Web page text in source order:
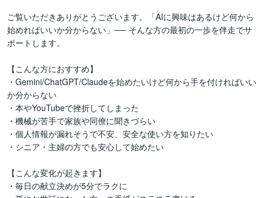
ご覧いただきありがとうございます。「AIに興味はあるけど何から
始めればいいか分からない」── そんな方の最初の一歩を伴走でサ
ポートします。
【こんな方におすすめ】
・Gemini/ChatGPT/Claudeを始めたいけど何から手を付ければいい
か分からない
・本やYouTubeで挫折してしまった
・機械が苦手で家族や同僚に聞きづらい
・個人情報が漏れそうで不安、安全な使い方を知りたい
・シニア・主婦の方でも安心して始めたい
【こんな変化が起きます】
・毎日の献立決めが5分でラクに